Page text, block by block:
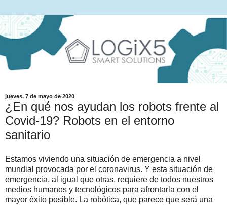
jueves, 7 de mayo de 2020
¿En qué nos ayudan los robots frente al
Covid-19? Robots en el entorno
sanitario
Estamos viviendo una situación de emergencia a nivel
mundial provocada por el coronavirus. Y esta situación de
emergencia, al igual que otras, requiere de todos nuestros
medios humanos y tecnológicos para afrontarla con el
mayor éxito posible. La robótica, que parece que será una